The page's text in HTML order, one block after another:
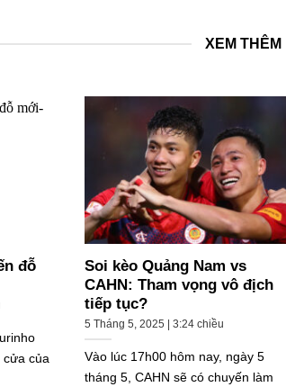
XEM THÊM
đỗ
của
Soi kèo Quảng Nam vs
CAHN: Tham vọng vô địch
tiếp tục?
5 Tháng 5, 2025 | 3:24 chiều
Vào lúc 17h00 hôm nay, ngày 5
tháng 5, CAHN sẽ có chuyến làm